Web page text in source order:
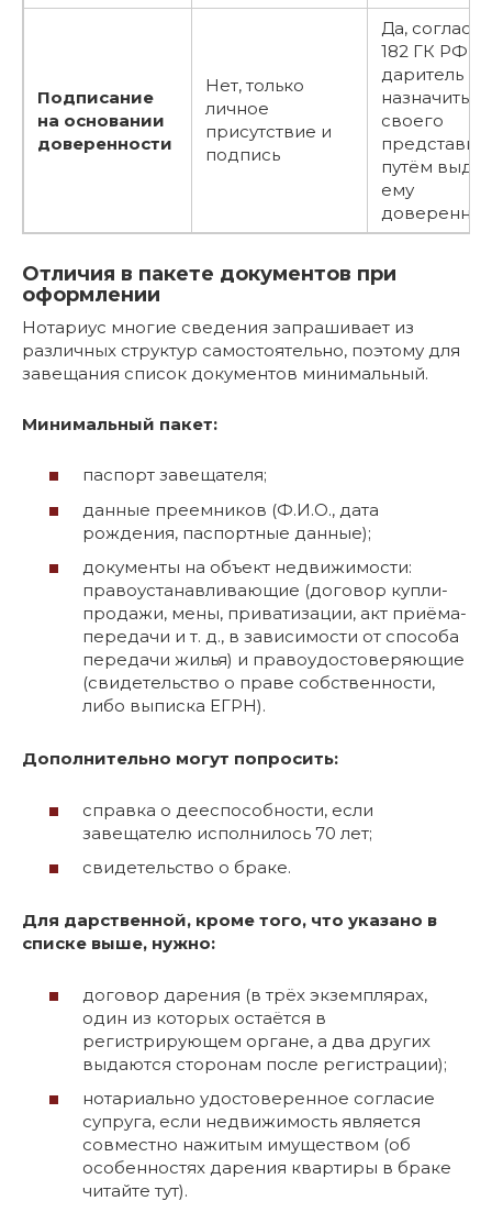
Подписание
на основании
доверенности
Нет, только
личное
присутствие и
подпись
Да,
182 ГК РФ,
даритель
назначить
своего
путём
ему
Отличия в пакете документов при
оформлении
Нотариус многие сведения запрашивает из
различных структур самостоятельно, поэтому для
завещания список документов минимальный.
Минимальный пакет:
паспорт завещателя;
данные преемников (Ф.И.О., дата
рождения, паспортные данные);
документы на объект недвижимости:
правоустанавливающие (договор купли-
продажи, мены, приватизации, акт приёма-
передачи и т. д., в зависимости от способа
передачи жилья) и правоудостоверяющие
(свидетельство о праве собственности,
либо выписка ЕГРН).
Дополнительно могут попросить:
справка о дееспособности, если
завещателю исполнилось 70 лет;
свидетельство о браке.
Для дарственной, кроме того, что указано в
списке выше, нужно:
договор дарения (в трёх экземплярах,
один из которых остаётся в
регистрирующем органе, а два других
выдаются сторонам после регистрации);
нотариально удостоверенное согласие
супруга, если недвижимость является
совместно нажитым имуществом (об
особенностях дарения квартиры в браке
читайте тут).